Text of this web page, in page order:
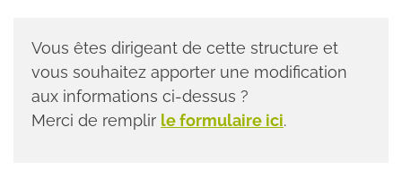
Vous êtes dirigeant de cette structure et
vous souhaitez apporter une modification
aux informations ci-dessus ?
Merci de remplir le formulaire ici.